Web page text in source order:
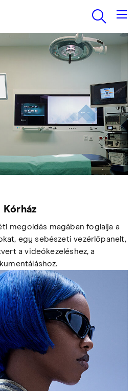
megoldás magában foglalja a
egy sebészeti vezérlőpanelt,
a videókezeléshez, a